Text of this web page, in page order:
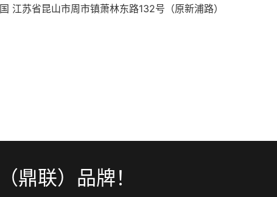
江苏省昆山市周市镇萧林东路132号（原新浦路）
鼎联）品牌！